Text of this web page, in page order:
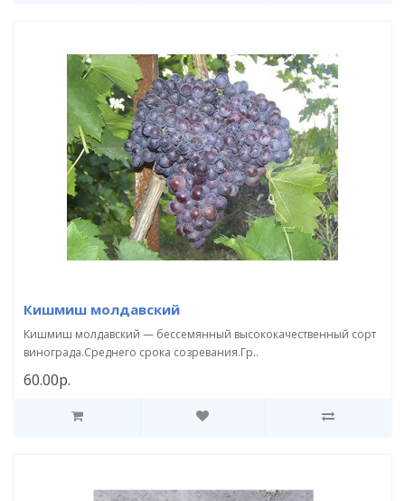
Кишмиш молдавский
Кишмиш молдавский — бессемянный высококачественный сорт
винограда.Среднего срока созревания.Гр..
60.00р.